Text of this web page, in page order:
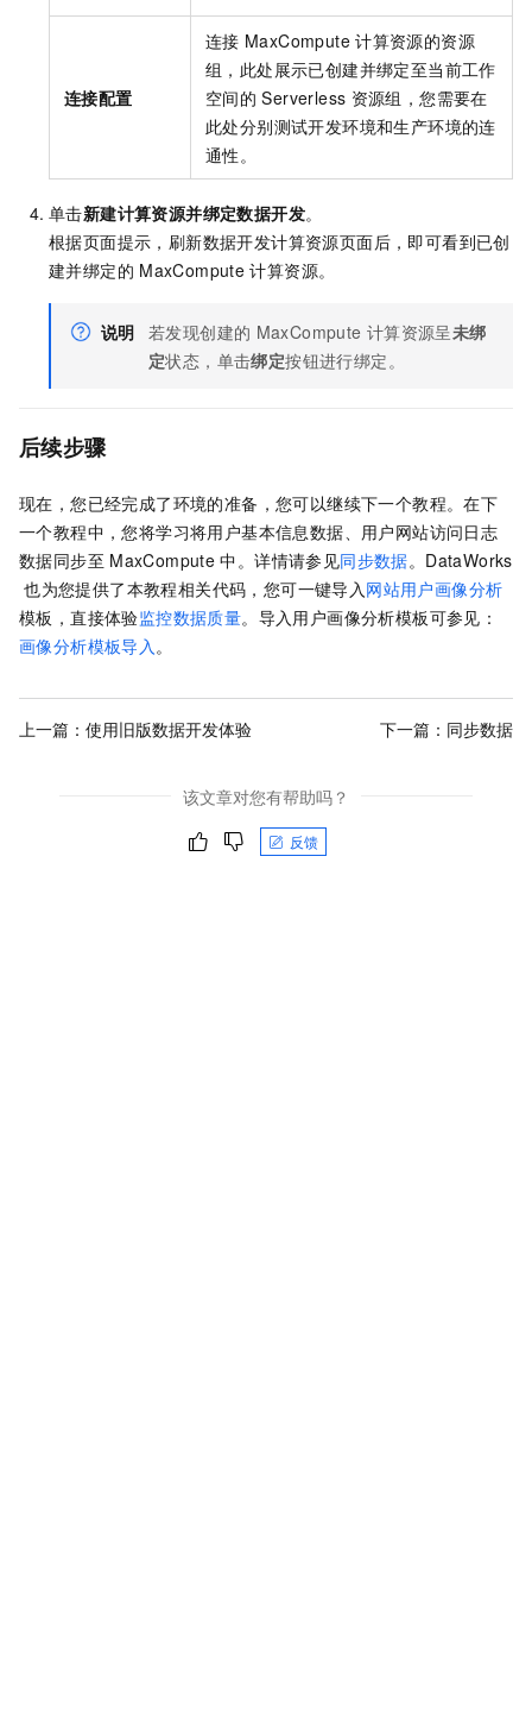
连接配置
连接 MaxCompute 计算资源的资源
组，此处展示已创建并绑定至当前工作
空间的 Serverless 资源组，您需要在
此处分别测试开发环境和生产环境的连
通性。
单击新建计算资源并绑定数据开发。
根据页面提示，刷新数据开发计算资源页面后，即可看到已创
建并绑定的 MaxCompute 计算资源。
说明 若发现创建的 MaxCompute 计算资源呈未绑
定状态，单击绑定按钮进行绑定。
后续步骤
现在，您已经完成了环境的准备，您可以继续下一个教程。在下
一个教程中，您将学习将用户基本信息数据、用户网站访问日志
数据同步至 MaxCompute 中。详情请参见同步数据。 DataWorks
也为您提供了本教程相关代码，您可一键导入 网站用户画像分析
模板，直接体验监控数据质量。导入用户画像分析模板可参见：
画像分析模板导入 。
上一篇： 使用旧版数据开发体验 下一篇： 同步数据
该文章对您有帮助吗？
反馈